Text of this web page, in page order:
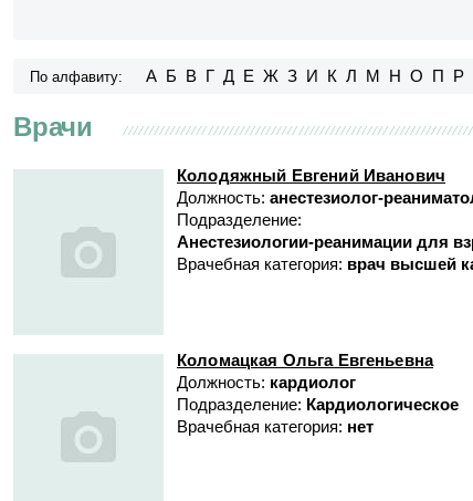
Центр неврологии
Центр хирургии и
координации донорства
Анестезиологии-реанимации
Анестезиологии-реанимации
Гематологическое
Кардиологическое
коронарным синдромом
Мобильной кардиологической
Противоопухолевой
Пульмонологическое
Радионуклидной диагностики
Рентгенодиагностическое (с
лечения № 1
Рентгенохирургических
методов диагностики и
лечения № 2
По алфавиту: А Б В Г Д Е Ж З И К Л М Н О П Р
Врачи
Колодяжный Евгений Иванович
Должность: анестезиолог-
Подразделение:
Анестезиологии-реанимации для
Врачебная категория: врач высшей
Коломацкая Ольга Евгеньевна
Должность: кардиолог
Подразделение: Кардиологическое
Врачебная категория: нет